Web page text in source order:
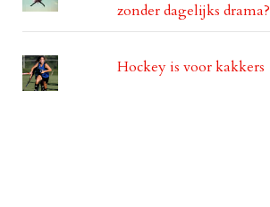
zonder dagelijks drama?
Hockey is voor kakkers